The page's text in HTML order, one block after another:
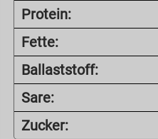
Protein:
Fette:
Ballaststoff:
Sare:
Zucker: